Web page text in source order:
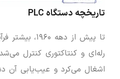
تاریخچه دستگاه PLC
تا پیش از دهه
رله‌ای و کنتاکتوری کنترل
اشغال می‌کرد و عیب‌یابی آن